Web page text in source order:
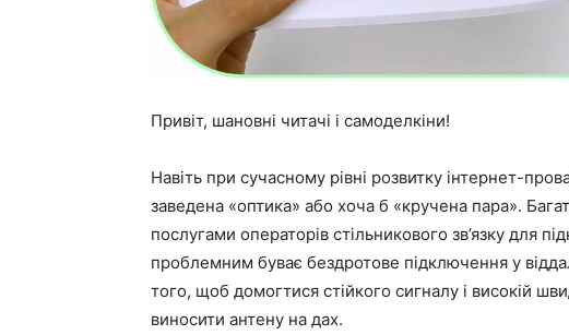
Привіт, шановні читачі і самоделкіни!
Навіть при сучасному рівні розвитку інтернет-
заведена «оптика» або хоча б «кручена пара».
послугами операторів стільникового зв’язку для
проблемним буває бездротове підключення у
того, щоб домогтися стійкого сигналу і високій
виносити антену на дах.